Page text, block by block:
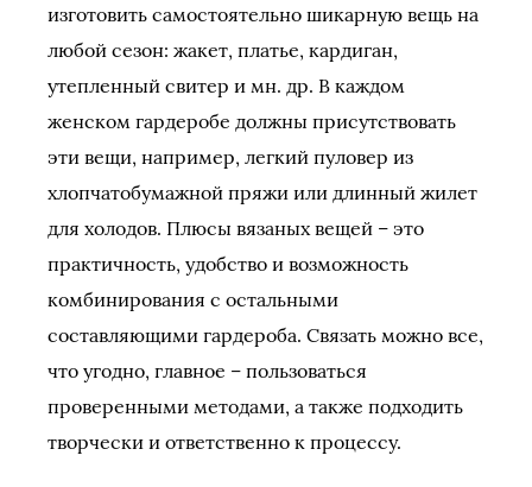
изготовить самостоятельно шикарную вещь на
любой сезон: жакет, платье, кардиган,
утепленный свитер и мн. др. В каждом
женском гардеробе должны присутствовать
эти вещи, например, легкий пуловер из
хлопчатобумажной пряжи или длинный жилет
для холодов. Плюсы вязаных вещей – это
практичность, удобство и возможность
комбинирования с остальными
составляющими гардероба. Связать можно все,
что угодно, главное – пользоваться
проверенными методами, а также подходить
творчески и ответственно к процессу.